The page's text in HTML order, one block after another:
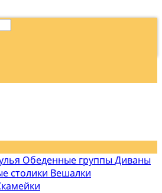
Обеденные группыДиваны
столики Вешалки